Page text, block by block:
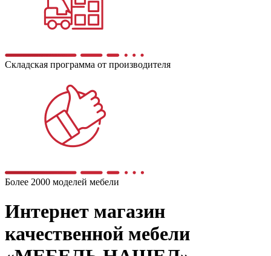
Складская программа от производителя
Более 2000 моделей мебели
Интернет магазин
качественной мебели